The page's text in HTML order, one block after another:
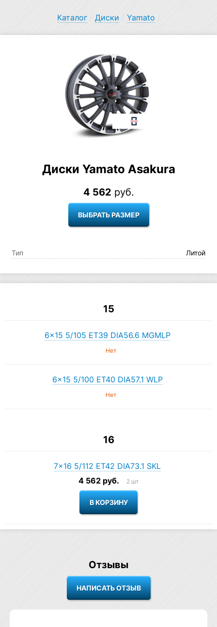
Каталог/ Диски Yamato
Диски Yamato Asakura
4 562 руб.
ВЫБРАТЬ РАЗМЕР
Тип Литой
15
6×15 5/105 ET39 DIA56.6 MGMLP
Нет
6×15 5/100 ET40 DIA57.1 WLP
Нет
16
7×16 5/112 ET42 DIA73.1 SKL
4 562 руб.
2 шт
Отзывы